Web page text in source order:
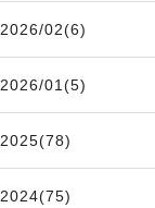
2026/02(6)
2026/01(5)
2025(78)
2024(75)